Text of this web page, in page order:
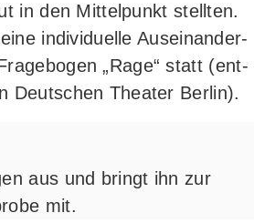
in den Mit­tel­punkt stell­ten.
indi­vi­du­el­le Aus­ein­an­der­
„Rage“ statt (ent­
Deut­schen Thea­ter Berlin).
aus und bringt ihn zur
mit.